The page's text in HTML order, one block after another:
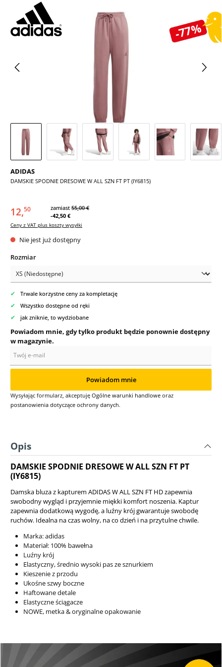
-77%
Pomiń galerię zdjęć
ADIDAS
DAMSKIE SPODNIE DRESOWE W ALL SZN FT PT (IY6815)
12,50 zamiast 55,00 €
-42,50 €
Ceny z VAT plus koszty wysyłki
Nie jest już dostępny
Wybierz
Rozmiar
✔ Trwale korzystne ceny za kompletację
✔ Wszystko dostępne od ręki
✔ jak zniknie, to wydziobane
Powiadom mnie, gdy tylko produkt będzie ponownie dostępny
w magazynie.
Powiadom mnie
Wysyłając formularz, akceptuję Ogólne warunki handlowe oraz
postanowienia dotyczące ochrony danych.
Opis
DAMSKIE SPODNIE DRESOWE W ALL SZN FT PT
(IY6815)
Damska bluza z kapturem ADIDAS W ALL SZN FT HD zapewnia
swobodny wygląd i przyjemnie miękki komfort noszenia. Kaptur
zapewnia dodatkową wygodę, a luźny krój gwarantuje swobodę
ruchów. Idealna na czas wolny, na co dzień i na przytulne chwile.
Marka: adidas
Materiał: 100% bawełna
Luźny krój
Elastyczny, średnio wysoki pas ze sznurkiem
Kieszenie z przodu
Ukośne szwy boczne
Haftowane detale
Elastyczne ściągacze
NOWE, metka & oryginalne opakowanie